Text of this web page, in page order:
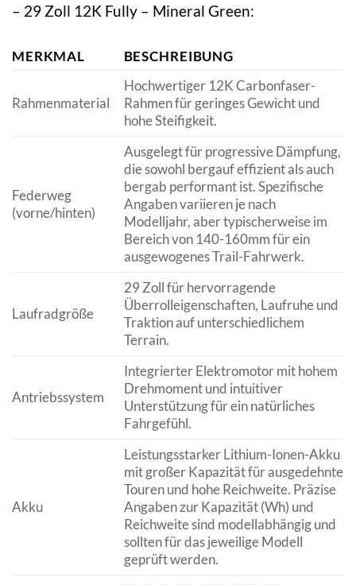
– 29 Zoll 12K Fully – Mineral Green:
MERKMAL BESCHREIBUNG
Rahmenmaterial
Hochwertiger 12K Carbonfaser-
Rahmen für geringes Gewicht und
hohe Steifigkeit.
Federweg
(vorne/hinten)
Ausgelegt für progressive Dämpfung,
die sowohl bergauf effizient als auch
bergab performant ist. Spezifische
Angaben variieren je nach
Modelljahr, aber typischerweise im
Bereich von 140-160mm für ein
ausgewogenes Trail-Fahrwerk.
Laufradgröße
29 Zoll für hervorragende
Überrolleigenschaften, Laufruhe und
Traktion auf unterschiedlichem
Terrain.
Antriebssystem
Integrierter Elektromotor mit hohem
Drehmoment und intuitiver
Unterstützung für ein natürliches
Fahrgefühl.
Akku
Leistungsstarker Lithium-Ionen-Akku
mit großer Kapazität für ausgedehnte
Touren und hohe Reichweite. Präzise
Angaben zur Kapazität (Wh) und
Reichweite sind modellabhängig und
sollten für das jeweilige Modell
geprüft werden.